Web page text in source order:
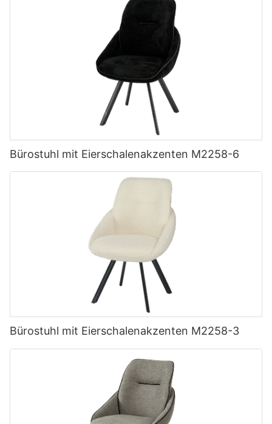
Bürostuhl mit Eierschalenakzenten M2258-6
Bürostuhl mit Eierschalenakzenten M2258-3